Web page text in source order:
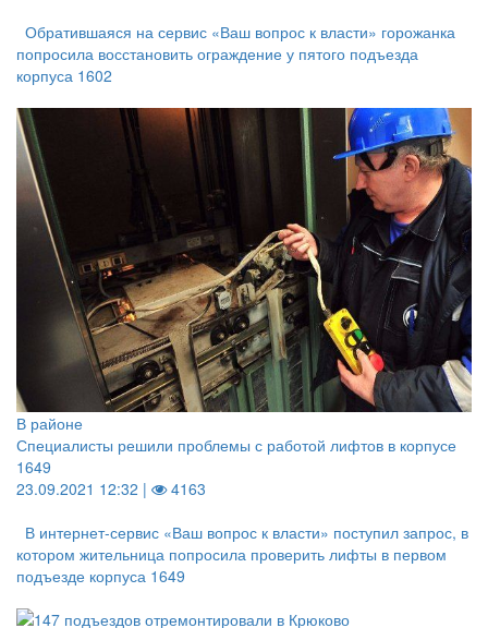
Обратившаяся на сервис «Ваш вопрос к власти» горожанка
попросила восстановить ограждение у пятого подъезда
корпуса 1602
В районе
Специалисты решили проблемы с работой лифтов в корпусе
1649
23.09.2021 12:32 |
4163
В интернет-сервис «Ваш вопрос к власти» поступил запрос, в
котором жительница попросила проверить лифты в первом
подъезде корпуса 1649